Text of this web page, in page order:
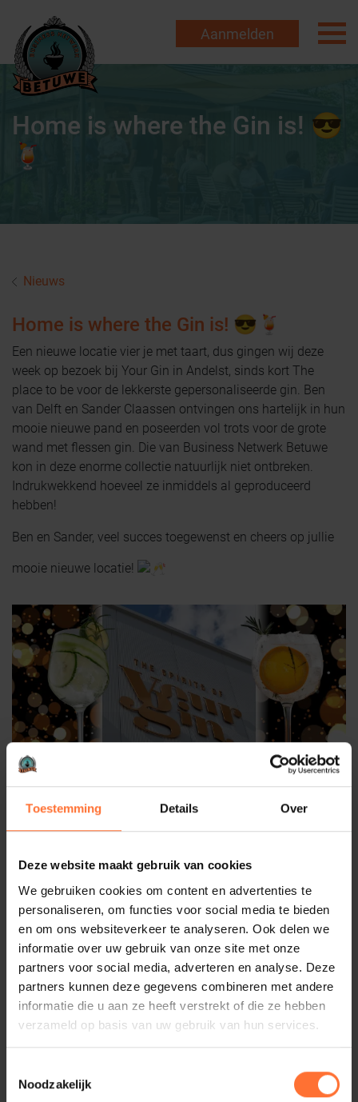
Toestemming Details Over
Deze website maakt gebruik van cookies
We gebruiken cookies om content en advertenties te
personaliseren, om functies voor social media te bieden
en om ons websiteverkeer te analyseren. Ook delen we
informatie over uw gebruik van onze site met onze
partners voor social media, adverteren en analyse. Deze
partners kunnen deze gegevens combineren met andere
informatie die u aan ze heeft verstrekt of die ze hebben
verzameld op basis van uw gebruik van hun services.
Noodzakelijk
Aanmelden
Home is where the Gin is! 😎
🍹
Nieuws
Home is where the Gin is! 😎🍹
Een nieuwe locatie vier je met taart, dus gingen wij deze
week op bezoek bij Your Gin in Andelst, sinds kort The
place to be voor de lekkerste gepersonaliseerde gin. Ben
van Delft en Sander Claassen ontvingen ons hartelijk in hun
mooie nieuwe pand en poseerden vol trots voor de grote
wand met flessen gin. Die van Business Netwerk Betuwe
kon in deze enorme collectie natuurlijk niet ontbreken.
Indrukwekkend hoeveel ze inmiddels al geproduceerd
hebben!
Ben en Sander, veel succes toegewenst en cheers op jullie
mooie nieuwe locatie!
Deel artikel: